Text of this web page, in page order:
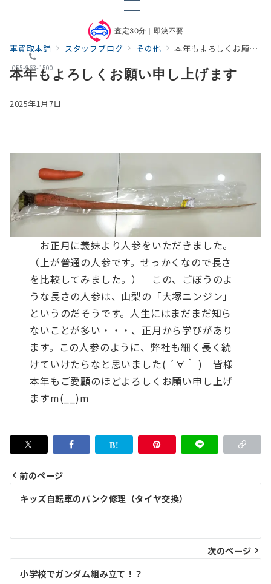
査定30分｜即決不要
055-963-1500
車買取本舗 スタッフブログ その他 本年もよろしくお願い申し上げます
本年もよろしくお願い申し上げます
2025年1月7日
お正月に義妹より人参をいただきました。
（上が普通の人参です。せっかくなので長さ
を比較してみました。）
この、ごぼうのよ
うな長さの人参は、山梨の「大塚ニンジン」
というのだそうです。人生にはまだまだ知ら
ないことが多い・・・、正月から学びがあり
ます。この人参のように、弊社も細く長く続
けていけたらなと思いました( ´∀｀ ) 皆様
本年もご愛顧のほどよろしくお願い申し上げ
ますm(__)m
ビ
ゲ
前のページ
キッズ自転車のパンク修理（タイヤ交換）
次のページ
小学校でガンダム組み立て！？